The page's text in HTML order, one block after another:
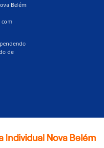
Belém
com
de
Individual Nova Belém